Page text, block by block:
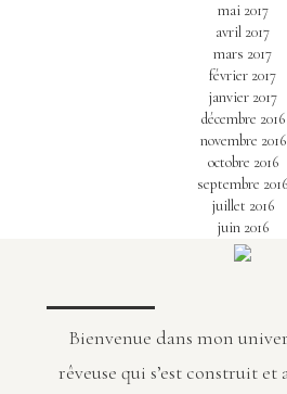
mai 2017
avril 2017
mars 2017
février 2017
janvier 2017
décembre 2016
novembre 2016
octobre 2016
septembre 2016
juillet 2016
juin 2016
Bienvenue dans mon
rêveuse qui s’est construit